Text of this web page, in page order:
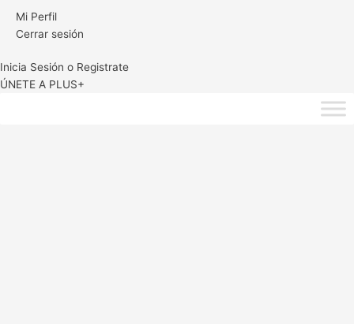
Mi Perfil
Cerrar sesión
Inicia Sesión o Registrate
ÚNETE A PLUS+